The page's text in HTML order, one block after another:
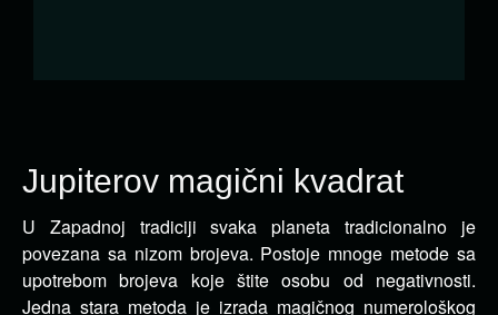
Jupiterov magični kvadrat
U Zapadnoj tradiciji svaka planeta tradicionalno je
povezana sa nizom brojeva. Postoje mnoge metode sa
upotrebom brojeva koje štite osobu od negativnosti.
Jedna stara metoda je izrada magičnog numerološkog